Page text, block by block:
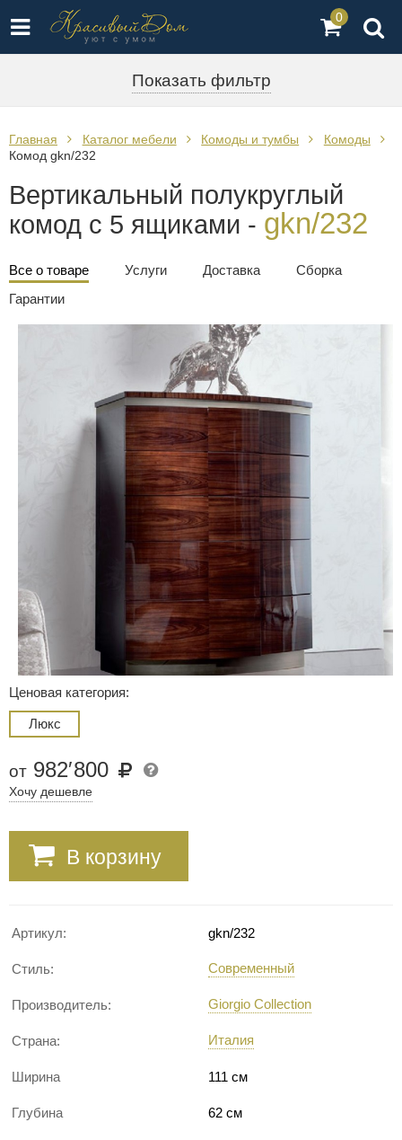
0
Показать фильтр
Главная Каталог мебели Комоды и тумбы
Комоды
Комод gkn/232
Вертикальный полукруглый
комод с 5 ящиками - gkn/232
Все о товаре Услуги Доставка
Сборка
Гарантии
Ценовая категория:
Люкс
от 982′800
Хочу дешевле
В корзину
Артикул: gkn/232
Стиль: Современный
Производитель: Giorgio Collection
Страна: Италия
Ширина 111 см
Глубина 62 см